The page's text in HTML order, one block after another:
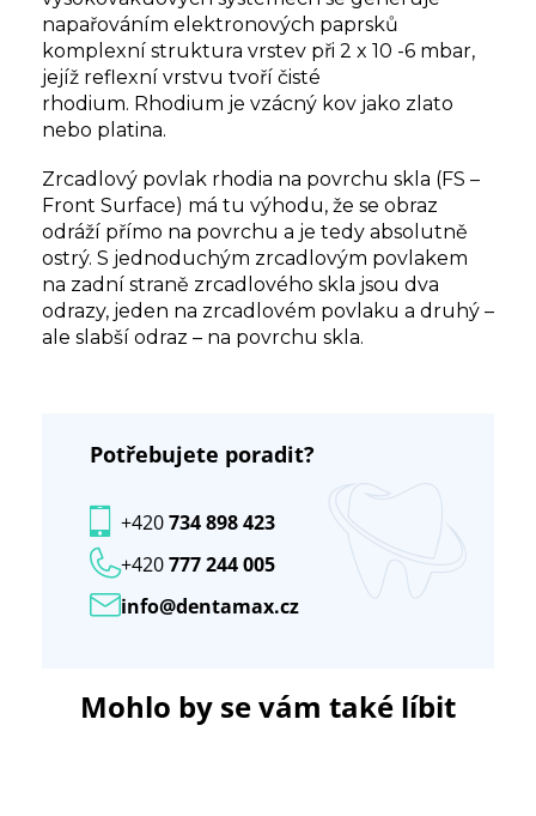
napařováním elektronových paprsků
komplexní struktura vrstev při 2 x 10 -6 mbar,
jejíž reflexní vrstvu tvoří čisté
rhodium. Rhodium je vzácný kov jako zlato
nebo platina.
Zrcadlový povlak rhodia na povrchu skla (FS –
Front Surface) má tu výhodu, že se obraz
odráží přímo na povrchu a je tedy absolutně
ostrý. S jednoduchým zrcadlovým povlakem
na zadní straně zrcadlového skla jsou dva
odrazy, jeden na zrcadlovém povlaku a druhý –
ale slabší odraz – na povrchu skla.
Potřebujete poradit?
info@dentamax.cz
+420777 244 005
+420734 898 423
Mohlo by se vám také líbit